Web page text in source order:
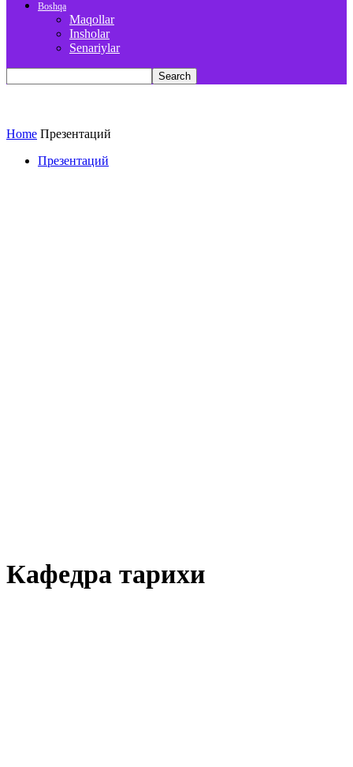
Boshqa
Maqollar
Insholar
Senariylar
Home Презентаций
Презентаций
Кафедра тарихи